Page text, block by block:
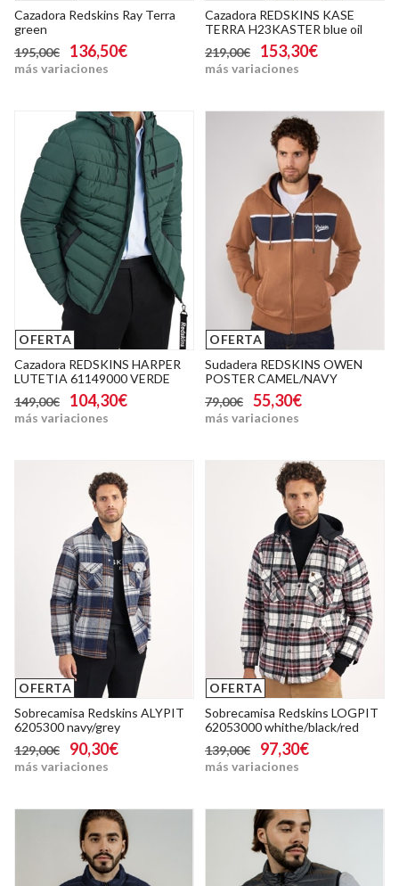
Cazadora Redskins Ray Terra
green
195,00€
136,50€
más variaciones
Cazadora REDSKINS KASE
TERRA H23KASTER blue oil
219,00€
153,30€
más variaciones
OFERTA
Cazadora REDSKINS HARPER
LUTETIA 61149000 VERDE
149,00€
104,30€
más variaciones
OFERTA
Sudadera REDSKINS OWEN
POSTER CAMEL/NAVY
79,00€
55,30€
más variaciones
OFERTA
Sobrecamisa Redskins ALYPIT
6205300 navy/grey
129,00€
90,30€
más variaciones
OFERTA
Sobrecamisa Redskins LOGPIT
62053000 whithe/black/red
139,00€
97,30€
más variaciones